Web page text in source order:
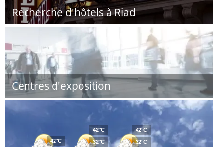
Recherche d'hôtels à Riad
Centres d'exposition
42°C
42°C
32°C
42°C
32°C